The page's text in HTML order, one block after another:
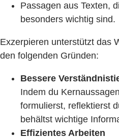
Passagen aus Texten,
besonders wichtig sind.
Exzerpieren unterstützt das
den folgenden Gründen:
Bessere
Indem du
formulierst, reflektierst
behältst wichtige
Effizientes Arbeiten